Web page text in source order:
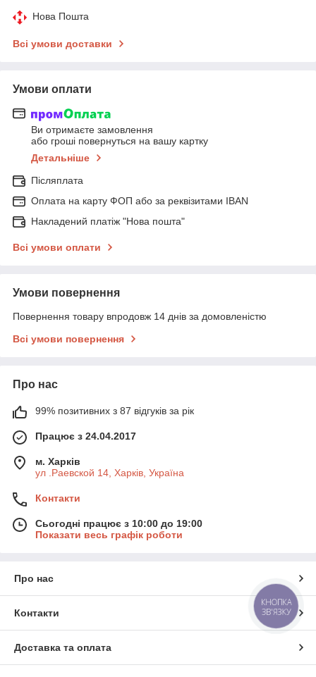
Нова Пошта
Всі умови доставки
Умови оплати
Ви отримаєте замовлення
або гроші повернуться на вашу картку
Детальніше
Післяплата
Оплата на карту ФОП або за реквізитами IBAN
Накладений платіж "Нова пошта"
Всі умови оплати
Умови повернення
Повернення товару впродовж 14 днів за домовленістю
Всі умови повернення
Про нас
99% позитивних з 87 відгуків за рік
Працює з 24.04.2017
м. Харків
ул .Раевской 14, Харків, Україна
Контакти
Сьогодні працює з 10:00 до 19:00
Показати весь графік роботи
Про нас
Контакти
Доставка та оплата
КНОПКА
ЗВ'ЯЗКУ